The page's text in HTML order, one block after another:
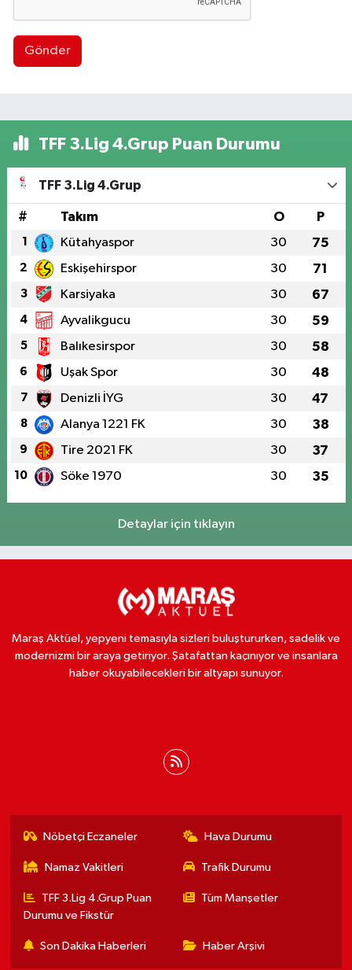
Gönder
TFF 3.Lig 4.Grup Puan Durumu
TFF 3.Lig 4.Grup
# Takım O P
1 Kütahyaspor 30 75
2 Eskişehirspor 30 71
3 Karsiyaka 30 67
4 Ayvalikgucu 30 59
5 Balıkesirspor 30 58
6 Uşak Spor 30 48
7 Denizli İYG 30 47
8 Alanya 1221 FK 30 38
9 Tire 2021 FK 30 37
10 Söke 1970 30 35
Detaylar için tıklayın
Maraş Aktüel, yepyeni temasıyla sizleri buluştururken, sadelik ve
modernizmi bir araya getiriyor. Şatafattan kaçınıyor ve insanlara
haber okuyabilecekleri bir altyapı sunuyor.
Nöbetçi Eczaneler Hava Durumu
Namaz Vakitleri Trafik Durumu
TFF 3.Lig 4.Grup Puan
Durumu ve Fikstür
Tüm Manşetler
Son Dakika Haberleri Haber Arşivi